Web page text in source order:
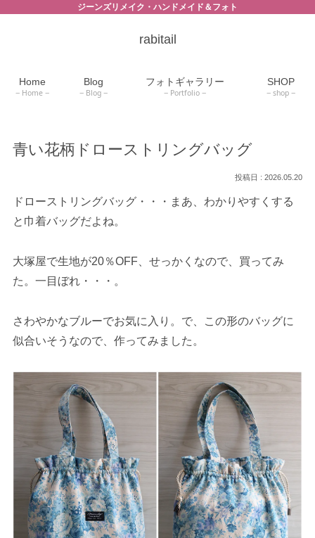
ジーンズリメイク・ハンドメイド＆フォト
rabitail
Home
Home
Blog
Blog
フォトギャラリー
Portfolio
SHOP
shop
青い花柄ドローストリングバッグ
2026.05.20
ドローストリングバッグ・・・まあ、わかりやすくする
と巾着バッグだよね。
大塚屋で生地が20％OFF、せっかくなので、買ってみ
た。一目ぼれ・・・。
さわやかなブルーでお気に入り。で、この形のバッグに
似合いそうなので、作ってみました。